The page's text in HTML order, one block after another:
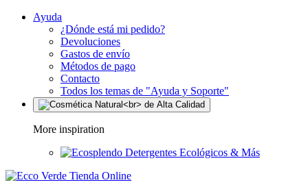
Ayuda
¿Dónde está mi pedido?
Devoluciones
Gastos de envío
Métodos de pago
Contacto
Todos los temas de "Ayuda y Soporte"
More inspiration
Detergentes Ecológicos & Más